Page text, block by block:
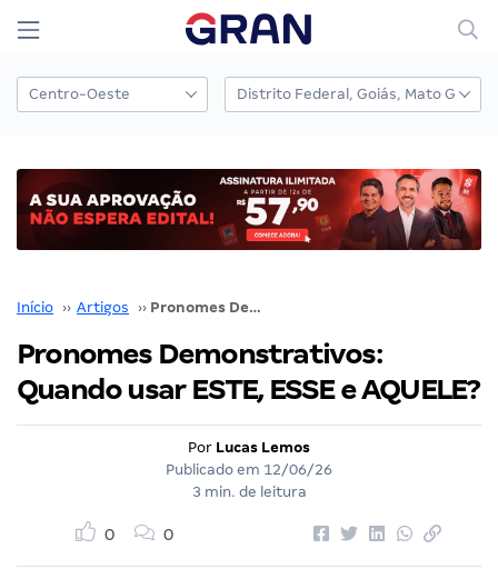
Início ›› Artigos ›› Pronomes Demonstrativos: Quando usar ESTE, ESSE e AQUELE?
Pronomes Demonstrativos:
Quando usar ESTE, ESSE e AQUELE?
Por Lucas Lemos
Publicado em 12/06/26
3 min. de leitura
0 0